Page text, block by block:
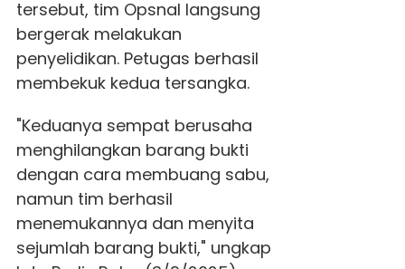
tersebut, tim Opsnal langsung
bergerak melakukan
penyelidikan. Petugas berhasil
membekuk kedua tersangka.
"Keduanya sempat berusaha
menghilangkan barang bukti
dengan cara membuang sabu,
namun tim berhasil
menemukannya dan menyita
sejumlah barang bukti," ungkap